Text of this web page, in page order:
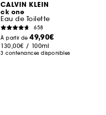
CALVIN KLEIN
ck one
Eau de Toilette
658
À partir de49,90€
130,00€ / 100ml
3 contenances disponibles